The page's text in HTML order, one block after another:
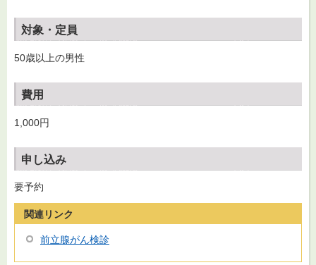
対象・定員
50歳以上の男性
費用
1,000円
申し込み
要予約
関連リンク
前立腺がん検診